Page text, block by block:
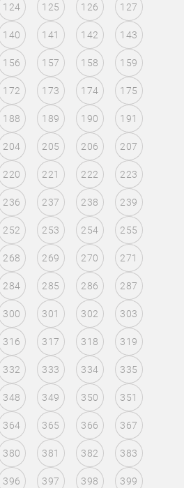
124 125 126 127
140 141 142 143
156 157 158 159
172 173 174 175
188 189 190 191
204 205 206 207
220 221 222 223
236 237 238 239
252 253 254 255
268 269 270 271
284 285 286 287
300 301 302 303
316 317 318 319
332 333 334 335
348 349 350 351
364 365 366 367
380 381 382 383
396 397 398 399